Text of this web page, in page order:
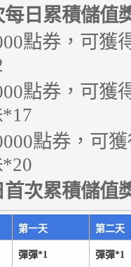
每日累積儲值
點券，可獲
點券，可獲
點券，可
首次累積儲值
第一天 第二天
彈彈*1
彈彈*1